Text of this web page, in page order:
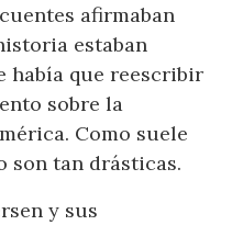
afirmaban
estaban
había que reescribir
sobre la
Como suele
son tan drásticas.
y sus